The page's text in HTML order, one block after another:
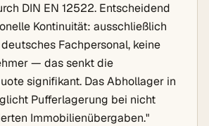
DIN EN 12522. Entscheidend
Kontinuität: ausschließlich
Fachpersonal, keine
— das senkt die
signifikant. Das Abhollager in
Pufferlagerung bei nicht
Immobilienübergaben."